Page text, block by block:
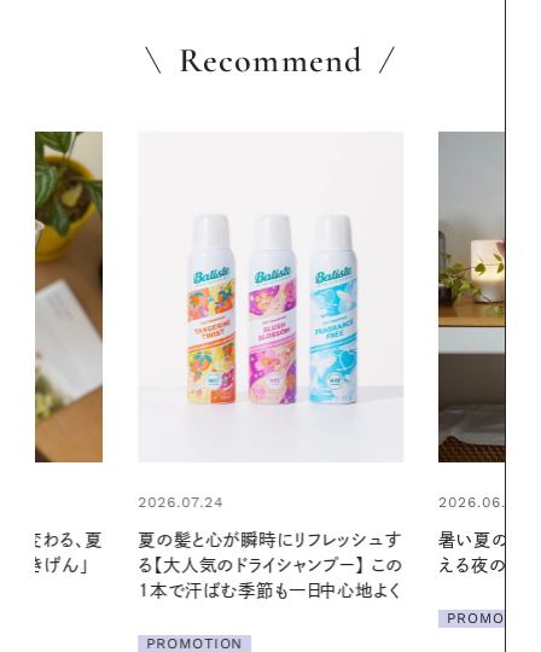
Recommend
レッシュす
プー】 この
2026.06.01
暑い夏のナイトルーティン。私を整
える夜の爽やかご褒美ケア
2026.07.21
発・ベーリングの